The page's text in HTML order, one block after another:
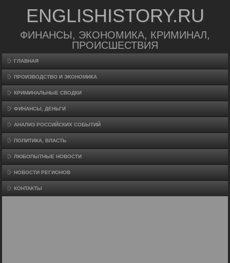
ENGLISHISTORY.RU
ФИНАНСЫ, ЭКОНОМИКА, КРИМИНАЛ,
ПРОИСШЕСТВИЯ
ГЛАВНАЯ
ПРОИЗВΟДСТВО И ЭКОНОМИКА
КРИМИНАЛЬНЫЕ СВОДКИ
ФИНАНСЫ, ДЕНЬГИ
АНАЛИЗ РОССИЙСКИХ СОБЫТИЙ
ПОЛИТИКА, ВЛАСТЬ
ЛЮБОПЫТНЫЕ НОВОСТИ
НОВОСТИ РЕГИОНОВ
КОНТАКТЫ